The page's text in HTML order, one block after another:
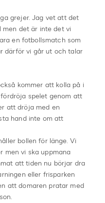
grejer. Jag vet att det
men det är inte det vi
en fotbollsmatch som
därför vi går ut och talar
kommer att kolla på i
spelet genom att
att dröja med en
hand inte om att
bollen för länge. Vi
men vi ska uppmana
att tiden nu börjar dra
eller frisparken
att domaren pratar med